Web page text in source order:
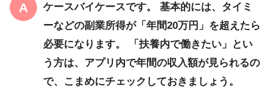
ケースバイケースです。 基本的には、タイミ
ーなどの副業所得が「年間20万円」を超えたら
必要になります。 「扶養内で働きたい」とい
う方は、アプリ内で年間の収入額が見られるの
で、こまめにチェックしておきましょう。